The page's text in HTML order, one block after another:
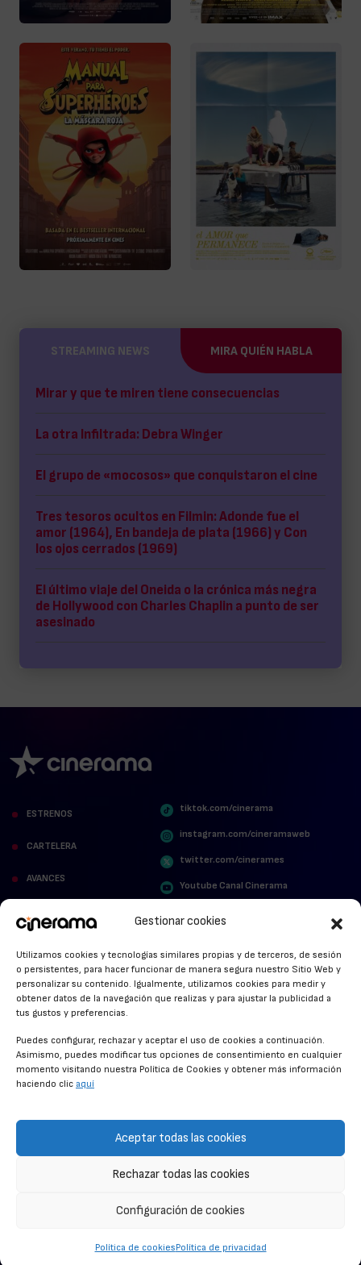
Gestionar cookies
Utilizamos cookies y tecnologías similares propias y de terceros, de sesión
o persistentes, para hacer funcionar de manera segura nuestro Sitio Web y
personalizar su contenido. Igualmente, utilizamos cookies para medir y
obtener datos de la navegación que realizas y para ajustar la publicidad a
tus gustos y preferencias.
Puedes configurar, rechazar y aceptar el uso de cookies a continuación.
Asimismo, puedes modificar tus opciones de consentimiento en cualquier
momento visitando nuestra Política de Cookies y obtener más información
haciendo clic aquí
Aceptar todas las cookies
Rechazar todas las cookies
Configuración de cookies
Política de cookiesPolítica de privacidad
STREAMING NEWS MIRA QUIÉN HABLA
Mirar y que te miren tiene consecuencias
La otra Infiltrada: Debra Winger
El grupo de «mocosos» que conquistaron el cine
Tres tesoros ocultos en Filmin: Adonde fue el
amor (1964), En bandeja de plata (1966) y Con
los ojos cerrados (1969)
El último viaje del Oneida o la crónica más negra
de Hollywood con Charles Chaplin a punto de ser
asesinado
ESTRENOS
CARTELERA
AVANCES
STREAMING NEWS
ANUNCIOS DE CINE
tiktok.com/cinerama
instagram.com/cineramaweb
twitter.com/cinerames
Youtube Canal Cinerama
POLÍTICA DE COOKIES
© CINERAMA 2026